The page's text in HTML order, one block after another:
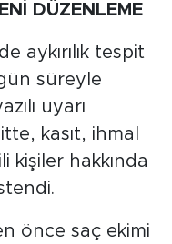
DÜZENLEME
aykırılık tespit
süreyle
uyarı
kasıt, ihmal
kişiler hakkında
önce saç ekimi